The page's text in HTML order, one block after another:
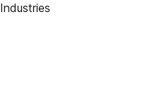
Industries